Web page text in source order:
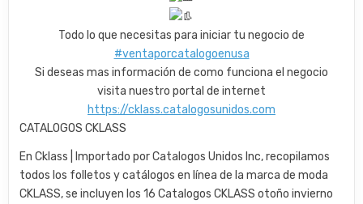
Todo lo que necesitas para iniciar tu negocio de
#ventaporcatalogoenusa
Si deseas mas información de como funciona el negocio
visita nuestro portal de internet
https://cklass.catalogosunidos.com
CATALOGOS CKLASS
En Cklass | Importado por Catalogos Unidos Inc, recopilamos
todos los folletos y catálogos en línea de la marca de moda
CKLASS, se incluyen los 16 Catalogos CKLASS otoño invierno